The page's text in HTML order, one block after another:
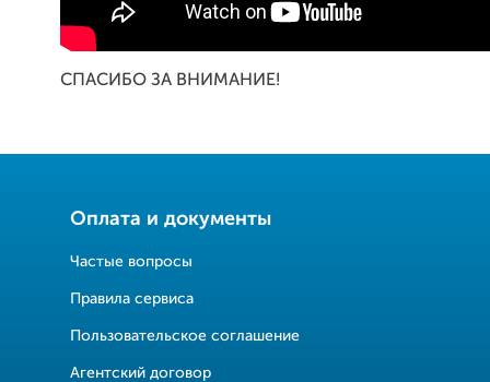
СПАСИБО ЗА ВНИМАНИЕ!
Оплата и документы
Частые вопросы
Правила сервиса
Пользовательское соглашение
Агентский договор